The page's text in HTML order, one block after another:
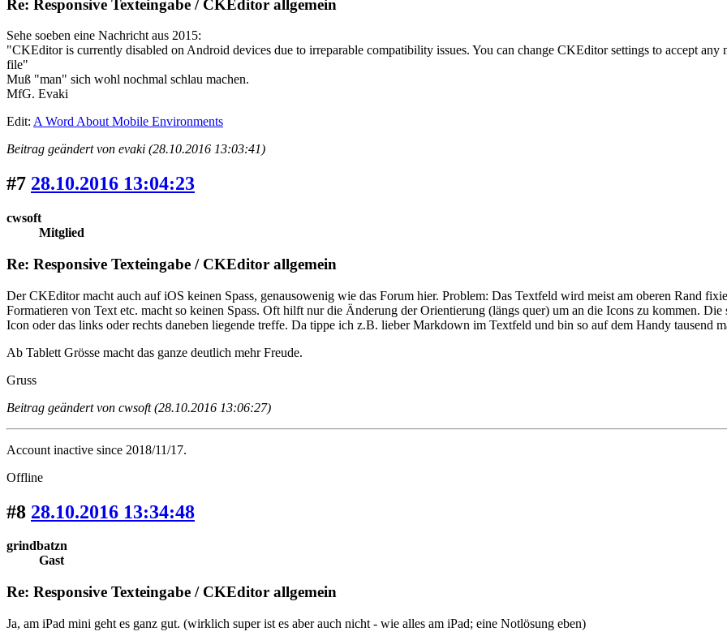
Re: Responsive Texteingabe / CKEditor allgemein
Sehe soeben eine Nachricht aus 2015:
"CKEditor is currently disabled on Android devices due to irreparable compatibility issues. You can change CKEditor settings to accept
file"
Muß "man" sich wohl nochmal schlau machen.
MfG. Evaki
Edit: A Word About Mobile Environments
Beitrag geändert von evaki (28.10.2016 13:03:41)
#7 28.10.2016 13:04:23
cwsoft
Mitglied
Re: Responsive Texteingabe / CKEditor allgemein
Der CKEditor macht auch auf iOS keinen Spass, genausowenig wie das Forum hier. Problem: Das Textfeld wird meist am oberen Rand
Formatieren von Text etc. macht so keinen Spass. Oft hilft nur die Änderung der Orientierung (längs quer) um an die Icons zu kommen.
Icon oder das links oder rechts daneben liegende treffe. Da tippe ich z.B. lieber Markdown im Textfeld und bin so auf dem Handy tausend
Ab Tablett Grösse macht das ganze deutlich mehr Freude.
Gruss
Beitrag geändert von cwsoft (28.10.2016 13:06:27)
Account inactive since 2018/11/17.
Offline
#8 28.10.2016 13:34:48
grindbatzn
Gast
Re: Responsive Texteingabe / CKEditor allgemein
Ja, am iPad mini geht es ganz gut. (wirklich super ist es aber auch nicht - wie alles am iPad; eine Notlösung eben)